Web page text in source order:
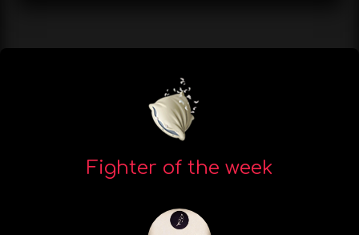
Fighter of the week